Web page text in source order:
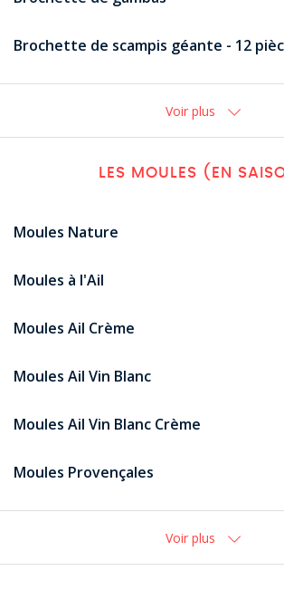
Brochette de scampis géante - 12
Voir plus
LES MOULES (EN
Moules Nature
Moules à l'Ail
Moules Ail Crème
Moules Ail Vin Blanc
Moules Ail Vin Blanc Crème
Moules Provençales
Voir plus